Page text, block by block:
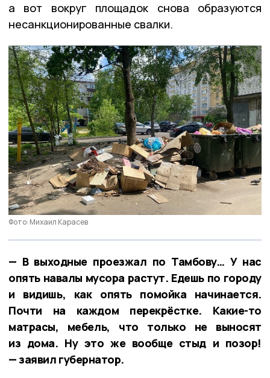
а вот вокруг площадок снова образуются
несанкционированные свалки.
Фото: Михаил Карасев
— В выходные проезжал по Тамбову… У нас
опять навалы мусора растут. Едешь по городу
и видишь, как опять помойка начинается.
Почти на каждом перекрёстке. Какие-то
матрасы, мебель, что только не выносят
из дома. Ну это же вообще стыд и позор!
— заявил губернатор.